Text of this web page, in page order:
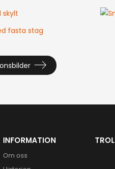
INFORMATION
Om oss